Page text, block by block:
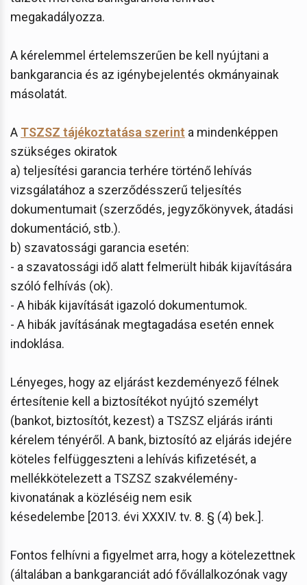
megakadályozza.
A kérelemmel értelemszerűen be kell nyújtani a
bankgarancia és az igénybejelentés okmányainak
másolatát.
A TSZSZ tájékoztatása szerint a mindenképpen
szükséges okiratok
a) teljesítési garancia terhére történő lehívás
vizsgálatához a szerződésszerű teljesítés
dokumentumait (szerződés, jegyzőkönyvek, átadási
dokumentáció, stb.).
b) szavatossági garancia esetén:
- a szavatossági idő alatt felmerült hibák kijavítására
szóló felhívás (ok).
- A hibák kijavítását igazoló dokumentumok.
- A hibák javításának megtagadása esetén ennek
indoklása.
Lényeges, hogy az eljárást kezdeményező félnek
értesítenie kell a biztosítékot nyújtó személyt
(bankot, biztosítót, kezest) a TSZSZ eljárás iránti
kérelem tényéről. A bank, biztosító az eljárás idejére
köteles felfüggeszteni a lehívás kifizetését, a
mellékkötelezett a TSZSZ szakvélemény-
kivonatának a közléséig nem esik
késedelembe [2013. évi XXXIV. tv. 8. § (4) bek.].
Fontos felhívni a figyelmet arra, hogy a kötelezettnek
(általában a bankgaranciát adó fővállalkozónak vagy